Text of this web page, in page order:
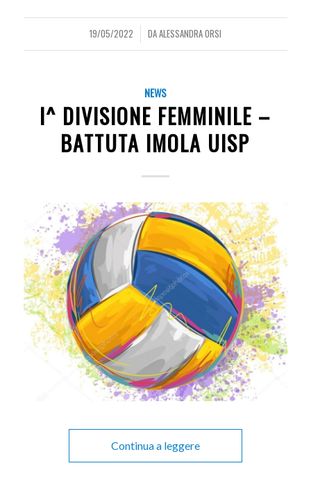
19/05/2022
/ DAALESSANDRA ORSI
NEWS
I^ DIVISIONE FEMMINILE –
BATTUTA IMOLA UISP
Continua a leggere